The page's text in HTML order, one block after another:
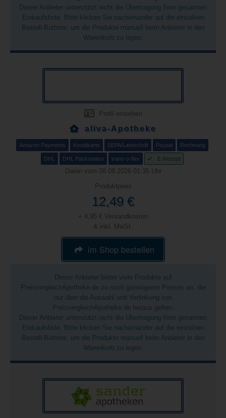
Dieser Anbieter unterstützt nicht die Übertragung Ihrer gesamten
Einkaufsliste. Bitte klicken Sie nacheinander auf die einzelnen
Bestell-Buttons, um die Produkte manuell beim Anbieter in den
Warenkorb zu legen.
Profil einsehen
aliva-Apotheke
Amazon Payments Kreditkarte SEPA/Lastschrift Paypal Rechnung
DHL DHL Packstation trans-o-flex E-Rezept
Daten vom 08.08.2026 01:35 Uhr
Produktpreis
12,49 €
+ 4,95 € Versandkosten
& inkl. MwSt.
im Shop bestellen
Dieser Anbieter bietet viele Produkte auf
PreisvergleichApotheke.de zu noch günstigeren Preisen an, die
nur über die Auswahl und Verlinkung von
PreisvergleichApotheke.de heraus gelten.
Dieser Anbieter unterstützt nicht die Übertragung Ihrer gesamten
Einkaufsliste. Bitte klicken Sie nacheinander auf die einzelnen
Bestell-Buttons, um die Produkte manuell beim Anbieter in den
Warenkorb zu legen.